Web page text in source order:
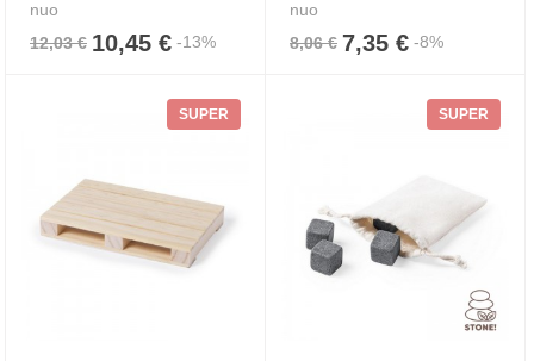
nuo
12,03 € 10,45 € -13%
nuo
8,06 € 7,35 € -8%
SUPER SUPER